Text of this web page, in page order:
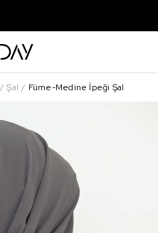
Şal Füme-Medine İpeği Şal